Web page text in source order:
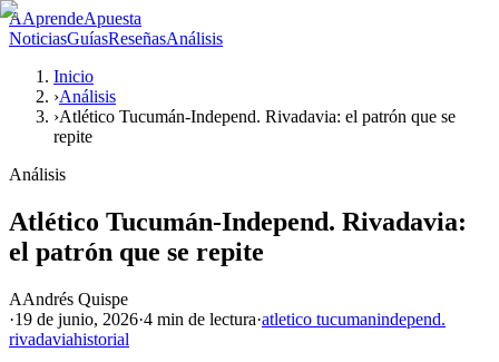
AAprendeApuesta
NoticiasGuíasReseñasAnálisis
Inicio
›Análisis
›Atlético Tucumán-Independ. Rivadavia: el patrón que se
repite
Análisis
Atlético Tucumán-Independ. Rivadavia:
el patrón que se repite
AAndrés Quispe
·19 de junio, 2026·4 min de lectura·atletico tucumanindepend.
rivadaviahistorial